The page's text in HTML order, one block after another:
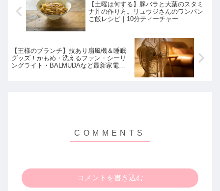
【土曜は何する】豚バラと大葉のスタミ
ナ丼の作り方。リュウジさんのワンパン
ご飯レシピ｜10分ティーチャー
【王様のブランチ】技あり扇風機＆睡眠
グッズ！かもめ・洗えるファン・シーリ
ングライト・BALMUDAなど最新家電をず
コメントを書き込む